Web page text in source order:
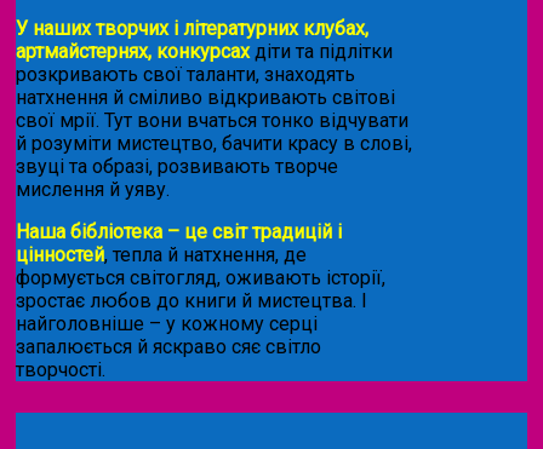
У наших творчих і літературних клубах,
артмайстернях, конкурсахдіти та підлітки
розкривають свої таланти, знаходять
натхнення й сміливо відкривають світові
свої мрії. Тут вони вчаться тонко відчувати
й розуміти мистецтво, бачити красу в слові,
звуці та образі, розвивають творче
мислення й уяву.
Наша бібліотека – це світ традицій і
цінностей, тепла й натхнення, де
формується світогляд, оживають історії,
зростає любов до книги й мистецтва. І
найголовніше – у кожному серці
запалюється й яскраво сяє світло
творчості.